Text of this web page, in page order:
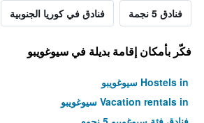
فنادق 5 نجمة فنادق في كوريا الجنوبية
فكّر بأمكان إقامة بديلة في سيوغويبو
Hostels in سيوغويبو
Vacation rentals in سيوغويبو